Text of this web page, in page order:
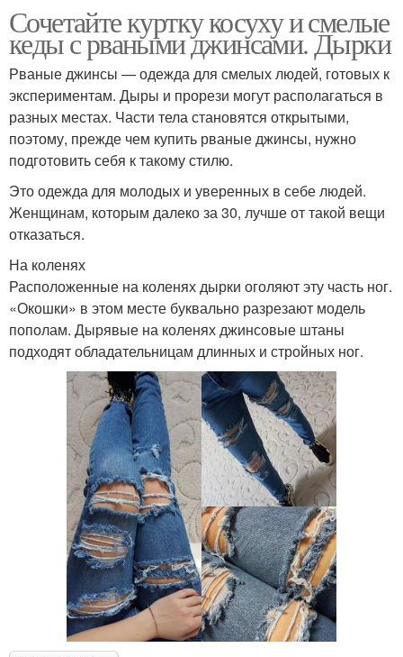
Сочетайте куртку косуху и смелые
кеды с рваными джинсами. Дырки
Рваные джинсы — одежда для смелых людей, готовых к
экспериментам. Дыры и прорези могут располагаться в
разных местах. Части тела становятся открытыми,
поэтому, прежде чем купить рваные джинсы, нужно
подготовить себя к такому стилю.
Это одежда для молодых и уверенных в себе людей.
Женщинам, которым далеко за 30, лучше от такой вещи
отказаться.
На коленях
Расположенные на коленях дырки оголяют эту часть ног.
«Окошки» в этом месте буквально разрезают модель
пополам. Дырявые на коленях джинсовые штаны
подходят обладательницам длинных и стройных ног.